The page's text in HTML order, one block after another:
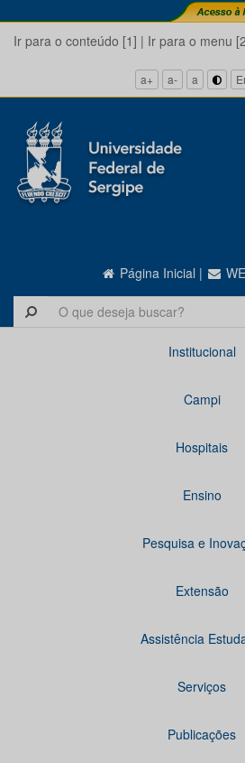
Ir para o conteúdo [1] | Ir para o menu
a+ a- a
Página Inicial |
Institucional
Campi
Hospitais
Ensino
Pesquisa e
Extensão
Assistência
Serviços
Publicações